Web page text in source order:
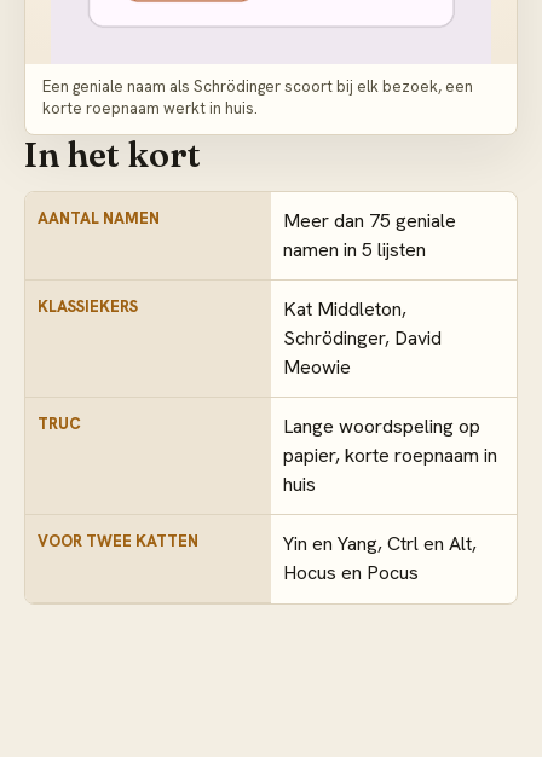
Een geniale naam als Schrödinger scoort bij elk bezoek, een
korte roepnaam werkt in huis.
In het kort
AANTAL NAMEN
Meer dan 75 geniale
namen in 5 lijsten
KLASSIEKERS
Kat Middleton,
Schrödinger, David
Meowie
TRUC
Lange woordspeling op
papier, korte roepnaam in
huis
VOOR TWEE KATTEN
Yin en Yang, Ctrl en Alt,
Hocus en Pocus